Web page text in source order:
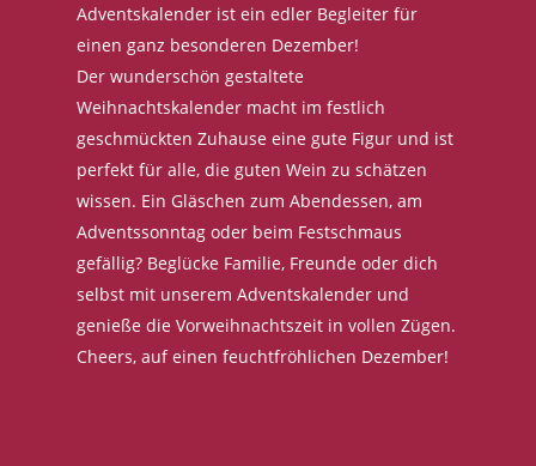
Adventskalender ist ein edler Begleiter für
einen ganz besonderen Dezember!
Der wunderschön gestaltete
Weihnachtskalender macht im festlich
geschmückten Zuhause eine gute Figur und ist
perfekt für alle, die guten Wein zu schätzen
wissen. Ein Gläschen zum Abendessen, am
Adventssonntag oder beim Festschmaus
gefällig? Beglücke Familie, Freunde oder dich
selbst mit unserem Adventskalender und
genieße die Vorweihnachtszeit in vollen Zügen.
Cheers, auf einen feuchtfröhlichen Dezember!